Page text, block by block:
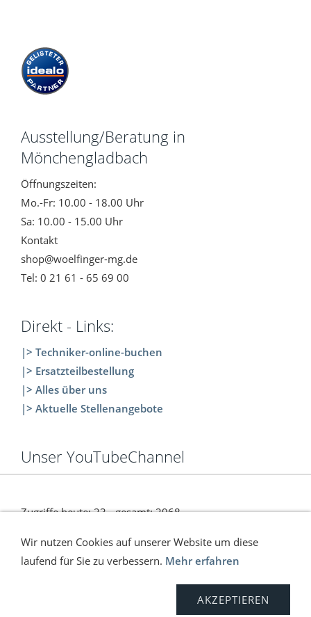
Ausstellung/Beratung in
Mönchengladbach
Öffnungszeiten:
Mo.-Fr: 10.00 - 18.00 Uhr
Sa: 10.00 - 15.00 Uhr
Kontakt
shop@woelfinger-mg.de
Tel: 0 21 61 - 65 69 00
Direkt - Links:
|> Techniker-online-buchen
|> Ersatzteilbestellung
|> Alles über uns
|> Aktuelle Stellenangebote
Unser YouTubeChannel
Zugriffe heute: 23 - gesamt: 2968.
Sitemap Datenschutz
© C. Wölfinger & Co. | ONLINE SHOP | 2026
Wir nutzen Cookies auf unserer Website um diese
laufend für Sie zu verbessern. Mehr erfahren
AKZEPTIEREN